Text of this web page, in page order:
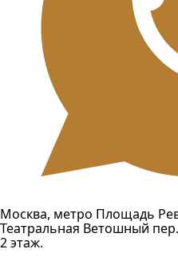
Москва, метро Площадь
Театральная Ветошный
2 этаж.